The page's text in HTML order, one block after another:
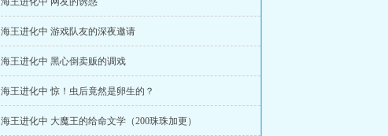
海王进化中 游戏队友的深夜邀请
海王进化中 黑心倒卖贩的调戏
海王进化中 惊！虫后竟然是卵生的？
海王进化中 大魔王的给命文学（200珠珠加更）